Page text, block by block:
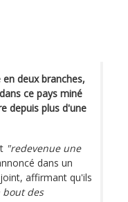
deux branches,
ce pays miné
depuis plus d'une
"redevenue une
dans un
affirmant qu'ils
bout des